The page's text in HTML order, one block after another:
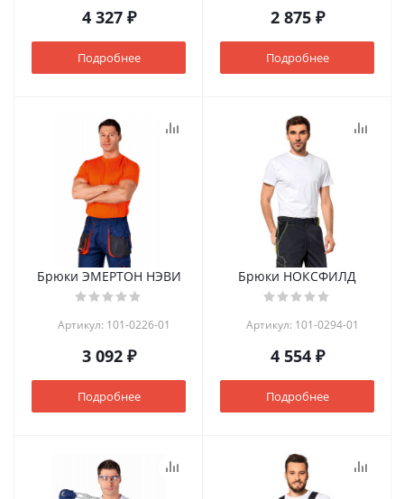
4 327 ₽
Подробнее
2 875 ₽
Подробнее
Брюки ЭМЕРТОН НЭВИ
Артикул: 101-0226-01
3 092 ₽
Подробнее
Брюки НОКСФИЛД
Артикул: 101-0294-01
4 554 ₽
Подробнее